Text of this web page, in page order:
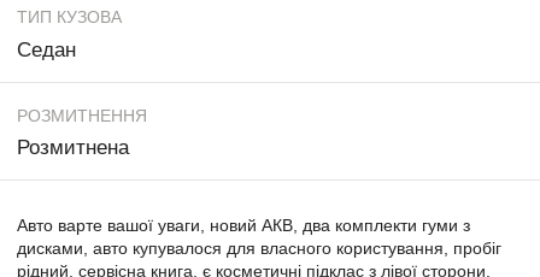
ТИП КУЗОВА
Седан
РОЗМИТНЕННЯ
Розмитнена
Авто варте вашої уваги, новий АКВ, два комплекти гуми з
дисками, авто купувалося для власного користування, пробіг
рідний, сервісна книга, є косметичні підклас з лівої сторони,